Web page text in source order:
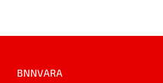
BNNVARA